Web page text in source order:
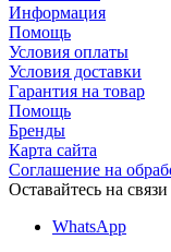
Информация
Помощь
Условия оплаты
Условия доставки
Гарантия на товар
Помощь
Бренды
Карта сайта
Соглашение на
Оставайтесь на связи
WhatsApp